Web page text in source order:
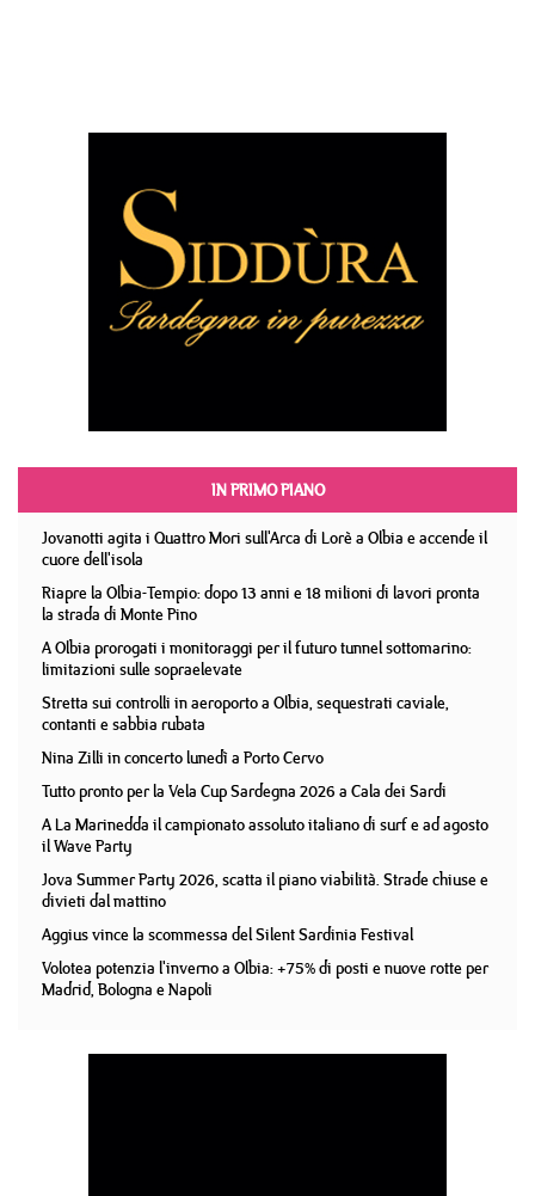
IN PRIMO PIANO
Jovanotti agita i Quattro Mori sull'Arca di Lorè a Olbia e accende il
cuore dell'isola
Riapre la Olbia-Tempio: dopo 13 anni e 18 milioni di lavori pronta
la strada di Monte Pino
A Olbia prorogati i monitoraggi per il futuro tunnel sottomarino:
limitazioni sulle sopraelevate
Stretta sui controlli in aeroporto a Olbia, sequestrati caviale,
contanti e sabbia rubata
Nina Zilli in concerto lunedì a Porto Cervo
Tutto pronto per la Vela Cup Sardegna 2026 a Cala dei Sardi
A La Marinedda il campionato assoluto italiano di surf e ad agosto
il Wave Party
Jova Summer Party 2026, scatta il piano viabilità. Strade chiuse e
divieti dal mattino
Aggius vince la scommessa del Silent Sardinia Festival
Volotea potenzia l'inverno a Olbia: +75% di posti e nuove rotte per
Madrid, Bologna e Napoli